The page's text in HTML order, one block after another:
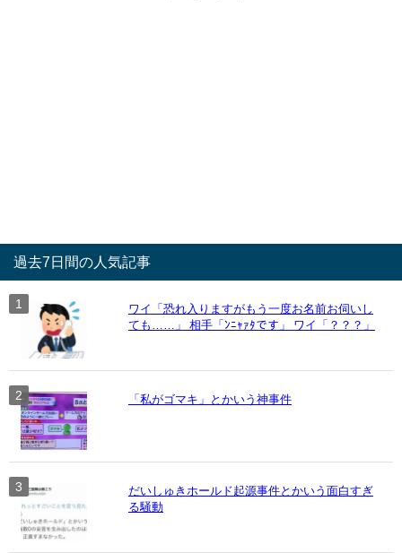
過去7日間の人気記事
ワイ「恐れ入りますがもう一度お名前お伺いし
ても……」 相手「ﾝﾆｬｧﾀです」 ワイ「？？？」
「私がゴマキ」とかいう神事件
だいしゅきホールド起源事件とかいう面白すぎ
る騒動